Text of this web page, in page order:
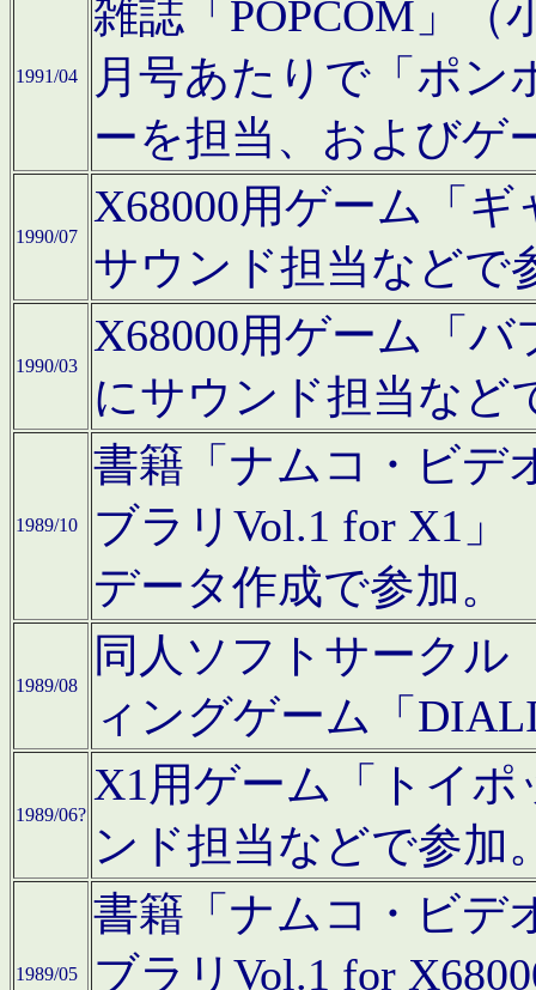
1991/04
雑誌「POPCOM」（
月号あたりで「ポン
ーを担当、およびゲ
1990/07
X68000用ゲーム「
サウンド担当などで
1990/03
X68000用ゲーム「
にサウンド担当など
1989/10
書籍「ナムコ・ビデ
ブラリVol.1 for X1」
データ作成で参加。
1989/08
同人ソフトサークル
ィングゲーム「
1989/06?
X1用ゲーム「トイ
ンド担当などで参加
1989/05
書籍「ナムコ・ビデ
ブラリVol.1 for